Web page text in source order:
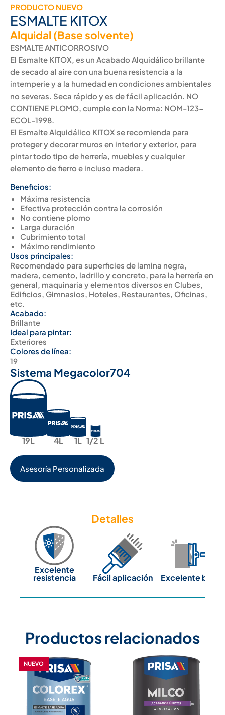
PRODUCTO NUEVO
ESMALTE KITOX
Alquidal (Base solvente)
ESMALTE ANTICORROSIVO
El Esmalte KITOX, es un Acabado Alquidálico brillante
de secado al aire con una buena resistencia a la
intemperie y a la humedad en condiciones ambientales
no severas. Seca rápido y es de fácil aplicación. NO
CONTIENE PLOMO, cumple con la Norma: NOM-123-
ECOL-1998.
El Esmalte Alquidálico KITOX se recomienda para
proteger y decorar muros en interior y exterior, para
pintar todo tipo de herrería, muebles y cualquier
elemento de fierro e incluso madera.
Beneficios:
Máxima resistencia
Efectiva protección contra la corrosión
No contiene plomo
Larga duración
Cubrimiento total
Máximo rendimiento
Usos principales:
Recomendado para superficies de lamina negra,
madera, cemento, ladrillo y concreto, para la herrería en
general, maquinaria y elementos diversos en Clubes,
Edificios, Gimnasios, Hoteles, Restaurantes, Oficinas,
etc.
Acabado:
Brillante
Ideal para pintar:
Exteriores
Colores de línea:
19
Sistema Megacolor704
19L 4L 1L 1/2 L
Asesoría Personalizada
Detalles
Excelente
resistencia Fácil aplicación Excelente brillo
Productos relacionados